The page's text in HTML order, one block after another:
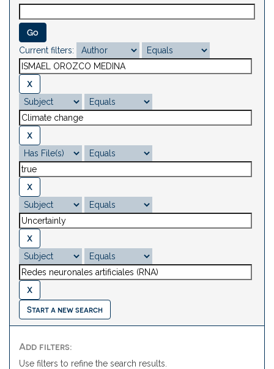
Current filters:
Start a new search
Add filters:
Use filters to refine the search results.